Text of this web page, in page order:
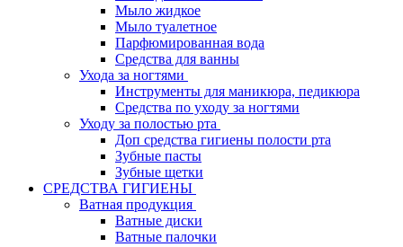
Мыло жидкое
Мыло туалетное
Парфюмированная вода
Средства для ванны
Ухода за ногтями
Инструменты для маникюра, педикюра
Средства по уходу за ногтями
Уходу за полостью рта
Доп средства гигиены полости рта
Зубные пасты
Зубные щетки
СРЕДСТВА ГИГИЕНЫ
Ватная продукция
Ватные диски
Ватные палочки